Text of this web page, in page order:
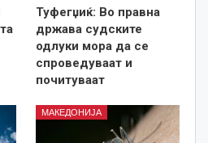
Туфегџиќ: Во правна
држава судските
одлуки мора да се
спроведуваат и
почитуваат
МАКЕДОНИЈА